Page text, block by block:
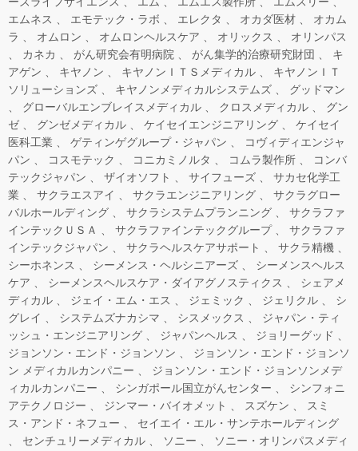
エムネス
エモテック・ラボ エレクタ オカダ医材
オカム
ラ
オムロン オムロンヘルスケア オリックス
オリンパス
カネカ
がん研究会有明病院 がん集学的治療研究財団
キ
アゲン
キヤノン キヤノンＩＴＳメディカル
キヤノンＩＴ
ソリューションズ
キヤノンメディカルシステムズ
グッドマン
グローバルエンブレイスメディカル
クロスメディカル
グン
ゼ
グンゼメディカル ケイセイエンジニアリング
ケイセイ
医科工業
ゲティンゲグループ・ジャパン
コヴィディエンジャ
パン
コスモテック コニカミノルタ コムラ製作所
コンバ
テックジャパン
ザイオソフト サイフューズ
サカセ化学工
業
サクラエスアイ サクラエンジニアリング
サクラグロー
バルホールディング
サクラシステムプランニング
サクラファ
インテックＵＳＡ
サクラファインテックグループ
サクラファ
インテックジャパン
サクラヘルスケアサポート
サクラ精機
シーホネンス
シーメンス・ヘルシニアーズ
シーメンスヘルス
ケア
シーメンスヘルスケア・ダイアグノスティクス
シェアメ
ディカル
ジェイ・エム・エス ジェミック ジェリクル
シ
グレイ
システムズナカシマ シスメックス
ジャパン・ティ
ッシュ・エンジニアリング
ジャパンヘルス
ジョリーグッド
ジョンソン・エンド・ジョンソン
ジョンソン・エンド・ジョンソ
ン メディカルカンパニー
ジョンソン・エンド・ジョンソンメデ
ィカルカンパニー
シンガポール国立がんセンター
シンフォニ
アテクノロジー
ジンマー・バイオメット スズケン
スミ
ス・アンド・ネフュー
セイエイ・エル・サンテホールディング
センチュリーメディカル
ソニー
ソニー・オリンパスメディ